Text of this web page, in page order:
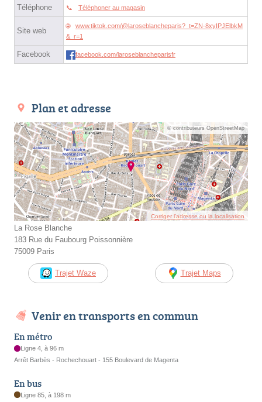
Téléphone Téléphoner au magasin
Site web
www.tiktok.com/@laroseblancheparis?_t=ZN-8xyIPJElbkM
&_r=1
Facebook facebook.com/laroseblancheparisfr
Plan et adresse
© contributeurs OpenStreetMap
Corriger l’adresse ou la localisation
La Rose Blanche
183 Rue du Faubourg Poissonnière
75009 Paris
Trajet Waze Trajet Maps
Venir en transports en commun
En métro
Ligne 4, à 96 m
Arrêt Barbès - Rochechouart - 155 Boulevard de Magenta
En bus
Ligne 85, à 198 m